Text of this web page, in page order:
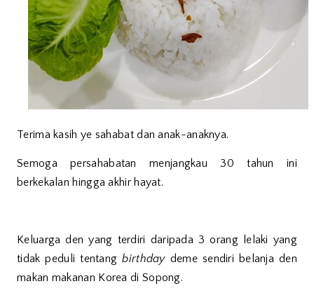
Terima kasih ye sahabat dan anak-anaknya.
Semoga persahabatan menjangkau 30 tahun ini
berkekalan hingga akhir hayat.
Keluarga den yang terdiri daripada 3 orang lelaki yang
tidak peduli tentangbirthdaydeme sendiri belanja den
makan makanan Korea di Sopong.